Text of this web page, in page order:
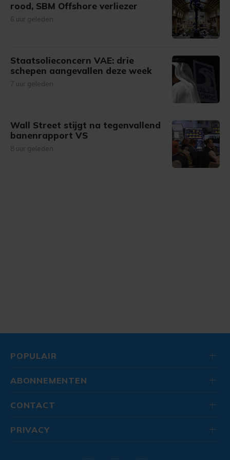
rood, SBM Offshore verliezer
6 uur geleden
Staatsolieconcern VAE: drie
schepen aangevallen deze week
7 uur geleden
Wall Street stijgt na tegenvallend
banenrapport VS
8 uur geleden
POPULAIR
ABONNEMENTEN
CONTACT
PRIVACY